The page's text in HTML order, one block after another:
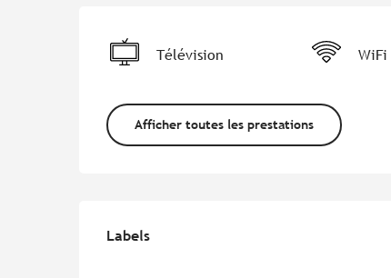
Télévision WiFi
Afficher toutes les prestations
Labels
Labels